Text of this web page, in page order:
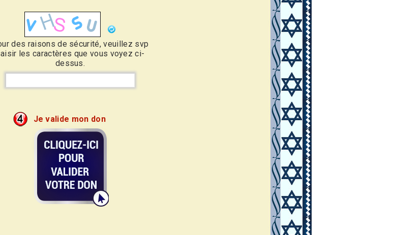
des raisons de sécurité, veuillez svp
les caractères que vous voyez ci-
dessus.
Je valide mon don